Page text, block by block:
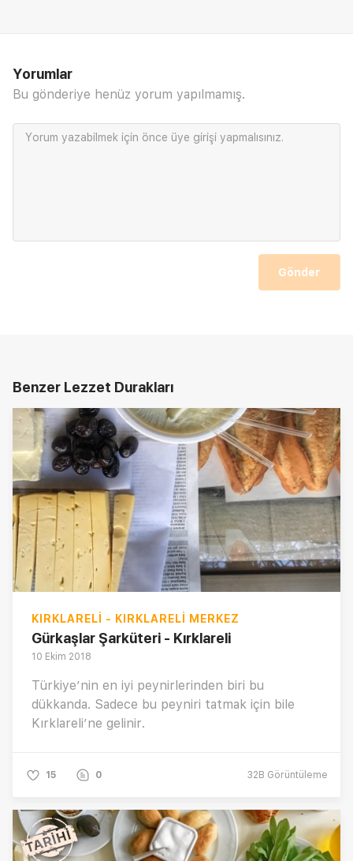
Yorumlar
Bu gönderiye henüz yorum yapılmamış.
Yorum yazabilmek için önce üye girişi yapmalısınız.
Gönder
Benzer Lezzet Durakları
KIRKLARELI - KIRKLARELI MERKEZ
Gürkaşlar Şarküteri - Kırklareli
10 Ekim 2018
Türkiye’nin en iyi peynirlerinden biri bu
dükkanda. Sadece bu peyniri tatmak için bile
Kırklareli’ne gelinir.
15 0 32B Görüntüleme